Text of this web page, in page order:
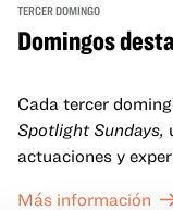
TERCER DOMINGO
Domingos
Cada tercer
Spotlight Sundays,
actuaciones y
Más información